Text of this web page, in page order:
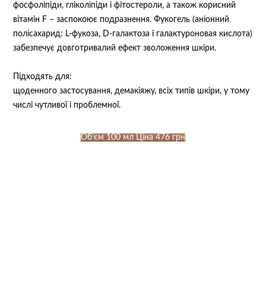
фосфоліпіди, гліколіпіди і фітостероли, а також корисний
вітамін F – заспокоює подразнення. Фукогель (аніонний
полісахарид: L-фукоза, D-галактоза і галактуроновая кислота)
забезпечує довготривалий ефект зволоження шкіри.
Підходять для: ⠀
щоденного застосування, демакіяжу, всіх типів шкіри, у тому
числі чутливої і проблемної. ⠀
Об’єм 100 мл Ціна 476 грн